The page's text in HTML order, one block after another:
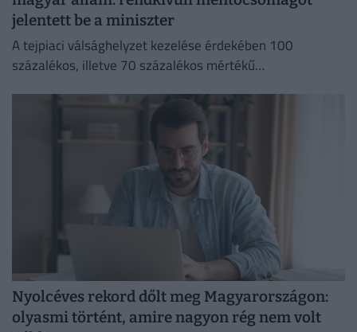
jelentett be a miniszter
A tejpiaci válsághelyzet kezelése érdekében 100
százalékos, illetve 70 százalékos mértékű
Nyolcéves rekord dőlt meg Magyarországon:
olyasmi történt, amire nagyon rég nem volt